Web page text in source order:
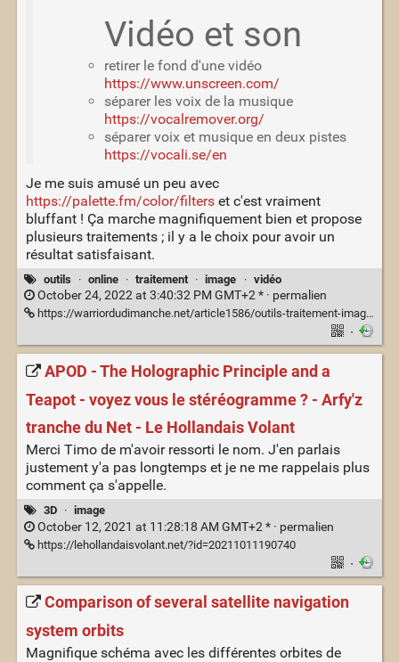
Vidéo et son
retirer le fond d'une vidéo
https://www.unscreen.com/
séparer les voix de la musique
https://vocalremover.org/
séparer voix et musique en deux pistes
https://vocali.se/en
Je me suis amusé un peu avec
https://palette.fm/color/filterset c'est vraiment
bluffant ! Ça marche magnifiquement bien et propose
plusieurs traitements ; il y a le choix pour avoir un
résultat satisfaisant.
outils · online · traitement · image · vidéo
October 24, 2022 at 3:40:32 PM GMT+2 * · permalien
https://warriordudimanche.net/article1586/outils-traitement-image-automatique
·
APOD - The Holographic Principle and a
Teapot - voyez vous le stéréogramme ? - Arfy'z
tranche du Net - Le Hollandais Volant
Merci Timo de m'avoir ressorti le nom. J'en parlais
justement y'a pas longtemps et je ne me rappelais plus
comment ça s'appelle.
3D · image
October 12, 2021 at 11:28:18 AM GMT+2 * · permalien
https://lehollandaisvolant.net/?id=20211011190740
·
Comparison of several satellite navigation
system orbits
Magnifique schéma avec les différentes orbites de